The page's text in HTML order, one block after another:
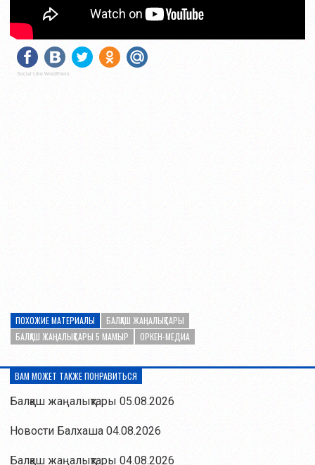
Social Like WordPress
ПОХОЖИЕ МАТЕРИАЛЫ
БАЛҚАШ ЖАҢАЛЫҚТАРЫ
БАЛҚАШ ЖАҢАЛЫҚТАРЫ 5 МАМЫР
ОРКЕН-МЕДИА
ВАМ МОЖЕТ ТАКЖЕ ПОНРАВИТЬСЯ
Балқаш жаңалықтары 05.08.2026
Новости Балхаша 04.08.2026
Балқаш жаңалықтары 04.08.2026